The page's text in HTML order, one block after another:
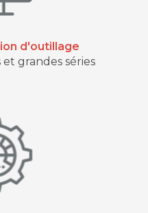
d'outillage
grandes séries